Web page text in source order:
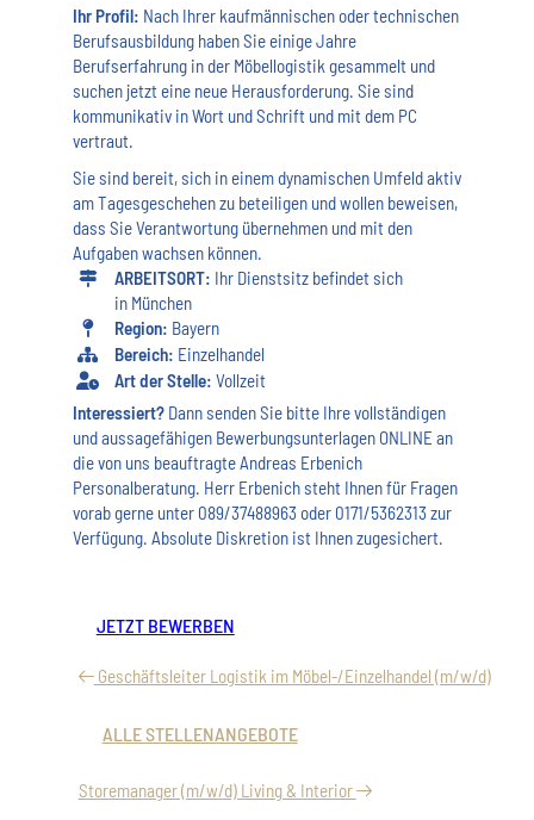
Ihr Profil: Nach Ihrer kaufmännischen oder technischen
Berufsausbildung haben Sie einige Jahre
Berufserfahrung in der Möbellogistik gesammelt und
suchen jetzt eine neue Herausforderung. Sie sind
kommunikativ in Wort und Schrift und mit dem PC
vertraut.
Sie sind bereit, sich in einem dynamischen Umfeld aktiv
am Tagesgeschehen zu beteiligen und wollen beweisen,
dass Sie Verantwortung übernehmen und mit den
Aufgaben wachsen können.
ARBEITSORT: Ihr Dienstsitz befindet sich
in München
Region: Bayern
Bereich: Einzelhandel
Art der Stelle: Vollzeit
Interessiert?Dann senden Sie bitte Ihre vollständigen
und aussagefähigen Bewerbungsunterlagen ONLINE an
die von uns beauftragte Andreas Erbenich
Personalberatung. Herr Erbenich steht Ihnen für Fragen
vorab gerne unter 089/37488963 oder 0171/5362313 zur
Verfügung. Absolute Diskretion ist Ihnen zugesichert.
JETZT BEWERBEN
Geschäftsleiter Logistik im Möbel-/Einzelhandel (m/w/d)
ALLE STELLENANGEBOTE
Storemanager (m/w/d) Living & Interior